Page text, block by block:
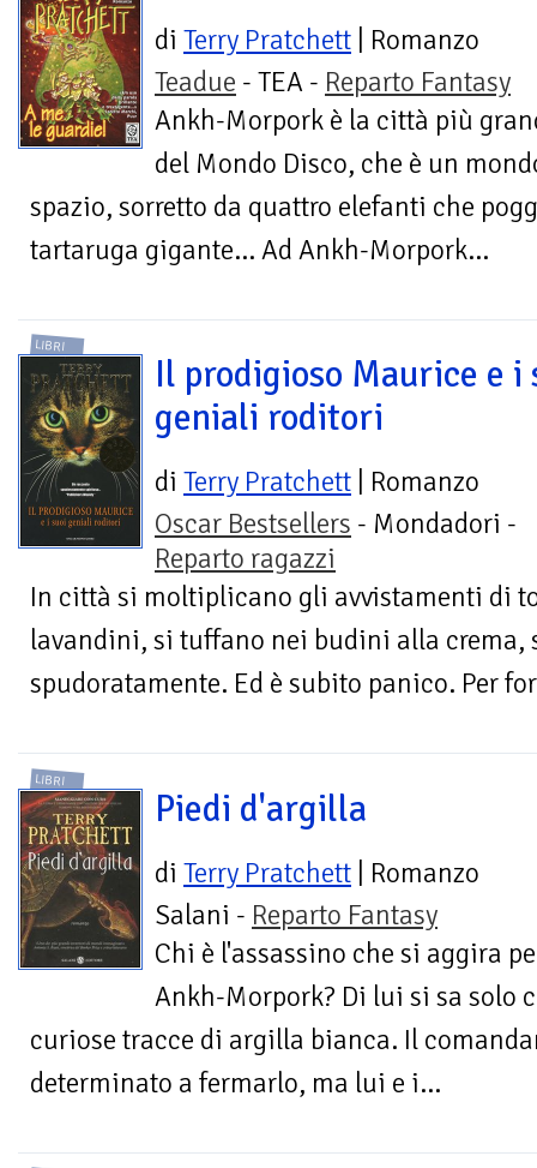
di Terry Pratchett | Romanzo
Teadue - TEA - Reparto Fantasy
Ankh-Morpork è la città più
del Mondo Disco, che è un
spazio, sorretto da quattro elefanti che
tartaruga gigante... Ad Ankh-Morpork...
LIBRI
Il prodigioso Maurice e i
geniali roditori
di Terry Pratchett | Romanzo
Oscar Bestsellers - Mondadori -
Reparto ragazzi
In città si moltiplicano gli avvistamenti di
lavandini, si tuffano nei budini alla crema,
spudoratamente. Ed è subito panico. Per
LIBRI
Piedi d'argilla
di Terry Pratchett | Romanzo
Salani - Reparto Fantasy
Chi è l'assassino che si aggira
Ankh-Morpork? Di lui si sa solo
curiose tracce di argilla bianca. Il
determinato a fermarlo, ma lui e i...